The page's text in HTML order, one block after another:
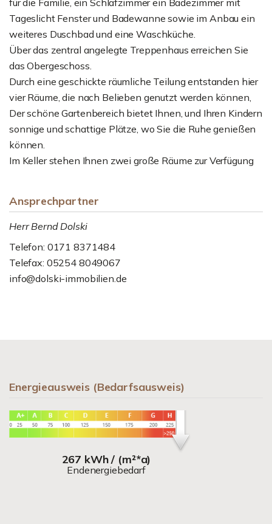
für die Familie, ein Schlafzimmer ein Badezimmer mit
Tageslicht Fenster und Badewanne sowie im Anbau ein
weiteres Duschbad und eine Waschküche.
Über das zentral angelegte Treppenhaus erreichen Sie
das Obergeschoss.
Durch eine geschickte räumliche Teilung entstanden hier
vier Räume, die nach Belieben genutzt werden können,
Der schöne Gartenbereich bietet Ihnen, und Ihren Kindern
sonnige und schattige Plätze, wo Sie die Ruhe genießen
können.
Im Keller stehen Ihnen zwei große Räume zur Verfügung
Ansprechpartner
Herr Bernd Dolski
Telefon: 0171 8371484
Telefax: 05254 8049067
info@dolski-immobilien.de
Energieausweis (Bedarfsausweis)
267 kWh / (m²*a)
Endenergiebedarf